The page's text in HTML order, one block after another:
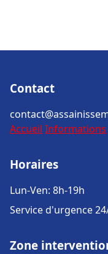
Contact
Accueil Informations
Horaires
Lun-Ven: 8h-19h
Service d'urgence
Zone